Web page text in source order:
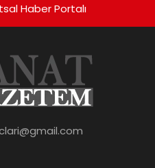
Haber Portalı